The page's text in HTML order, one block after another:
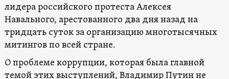
лидера российского протеста Алексея
Навального, арестованного два дня назад на
тридцать суток за организацию многотысячных
митингов по всей стране.
О проблеме коррупции, которая была главной
темой этих выступлений, Владимир Путин не